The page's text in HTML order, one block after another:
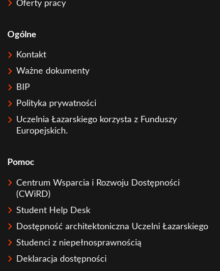
Oferty pracy
Ogólne
Kontakt
Ważne dokumenty
BIP
Polityka prywatności
Uczelnia Łazarskiego korzysta z Funduszy
Europejskich.
Pomoc
Centrum Wsparcia i Rozwoju Dostępności
(CWiRD)
Student Help Desk
Dostępność architektoniczna Uczelni Łazarskiego
Studenci z niepełnosprawnością
Deklaracja dostępności